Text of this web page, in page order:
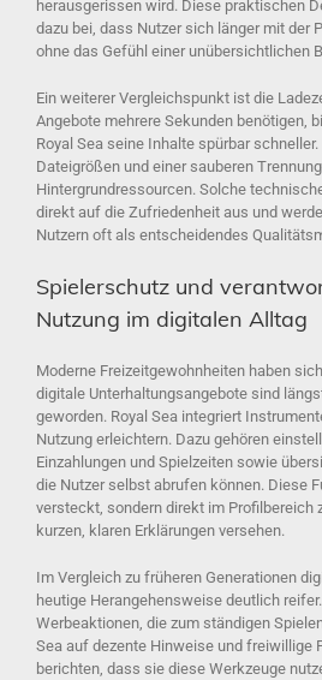
herausgerissen wird. Diese praktischen
dazu bei, dass Nutzer sich länger mit der
ohne das Gefühl einer unübersichtlichen
Ein weiterer Vergleichspunkt ist die
Angebote mehrere Sekunden benötigen,
Royal Sea seine Inhalte spürbar
Dateigrößen und einer sauberen
Hintergrundressourcen. Solche
direkt auf die Zufriedenheit aus und
Nutzern oft als entscheidendes
Spielerschutz und
Nutzung im digitalen Alltag
Moderne Freizeitgewohnheiten haben
digitale Unterhaltungsangebote sind
geworden. Royal Sea integriert
Nutzung erleichtern. Dazu gehören
Einzahlungen und Spielzeiten sowie
die Nutzer selbst abrufen können. Diese
versteckt, sondern direkt im Profilbereich
kurzen, klaren Erklärungen versehen.
Im Vergleich zu früheren Generationen
heutige Herangehensweise deutlich
Werbeaktionen, die zum ständigen
Sea auf dezente Hinweise und freiwillige
berichten, dass sie diese Werkzeuge